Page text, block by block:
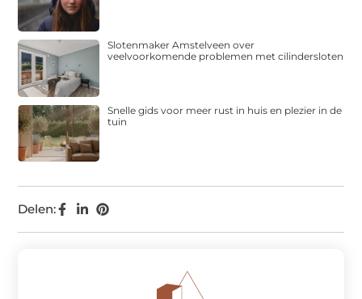
Delen:
Slotenmaker Amstelveen over
veelvoorkomende problemen met cilindersloten
Snelle gids voor meer rust in huis en plezier in de
tuin